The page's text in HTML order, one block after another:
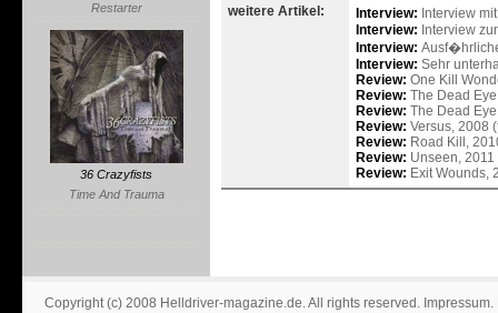
Restarter
36 Crazyfists
Time And Trauma
weitere Artikel: Interview: Interview
Interview: Interview
Interview:
Interview:Sehr
Review:One Kill
Review:The Dead
Review:The Dead
Review:Versus, 2008
Review: Road Kill,
Review: Unseen, 2011
Review: Exit Wounds,
Copyright (c) 2008 Helldriver-magazine.de. All rights reserved. Impressum.